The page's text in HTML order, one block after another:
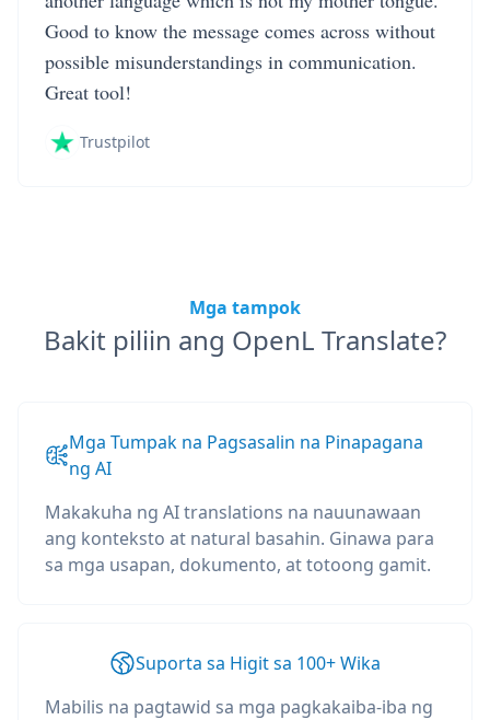
Good to know the message comes across without
possible misunderstandings in communication.
Great tool!
Trustpilot
Mga tampok
Bakit piliin ang OpenL Translate?
Mga Tumpak na Pagsasalin na Pinapagana
ng AI
Makakuha ng AI translations na nauunawaan
ang konteksto at natural basahin. Ginawa para
sa mga usapan, dokumento, at totoong gamit.
Suporta sa Higit sa 100+ Wika
Mabilis na pagtawid sa mga pagkakaiba-iba ng